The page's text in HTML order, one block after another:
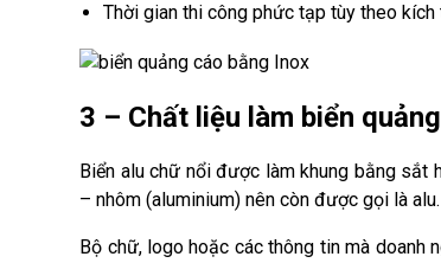
Thời gian thi công phức tạp tùy theo
3 – Chất liệu làm biển
Biển alu chữ nổi được làm khung bằng
– nhôm (aluminium) nên còn được gọi là alu.
Bộ chữ, logo hoặc các thông tin mà doanh